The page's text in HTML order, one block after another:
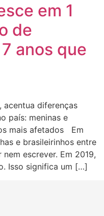
em 1
de
anos que
acentua diferenças
país: meninas e
mais afetados Em
e brasileirinhos entre
escrever. Em 2019,
Isso significa um […]